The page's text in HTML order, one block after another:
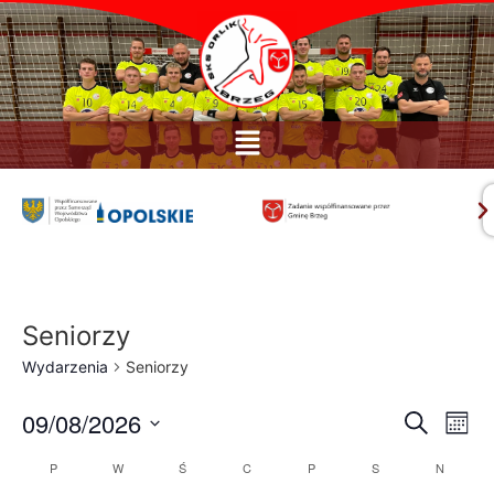
Seniorzy
Wydarzenia Seniorzy
Szukaj
09/08/2026
datę.
Kalendarz
P W Ś C P S N